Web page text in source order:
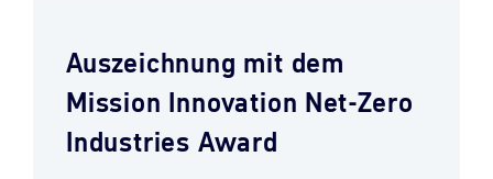
Auszeichnung mit dem
Mission Innovation Net-Zero
Industries Award